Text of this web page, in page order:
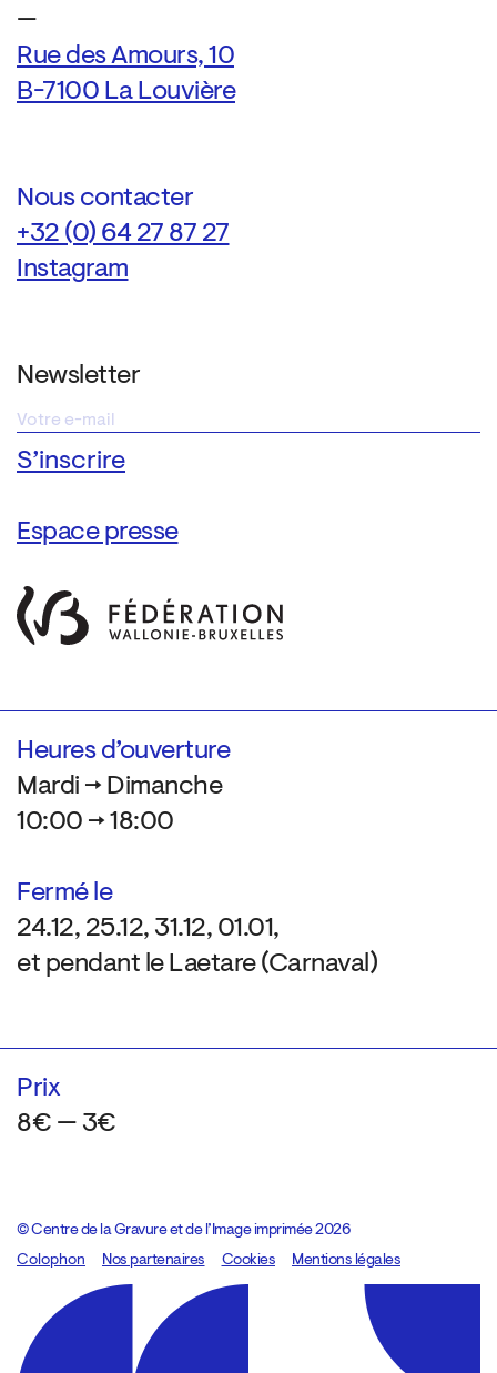
—
Rue des Amours, 10
B-7100 La Louvière
Nous contacter
+32 (0) 64 27 87 27
Instagram
Newsletter
Espace presse
Heures d’ouverture
Mardi → Dimanche
10:00 → 18:00
Fermé le
24.12, 25.12, 31.12, 01.01,
et pendant le Laetare (Carnaval)
Prix
8€ — 3€
© Centre de la Gravure et de l’Image imprimée 2026
Colophon
Design:Marcel Kaczmarek, code:8080.studio
Nos partenaires Cookies Mentions légales